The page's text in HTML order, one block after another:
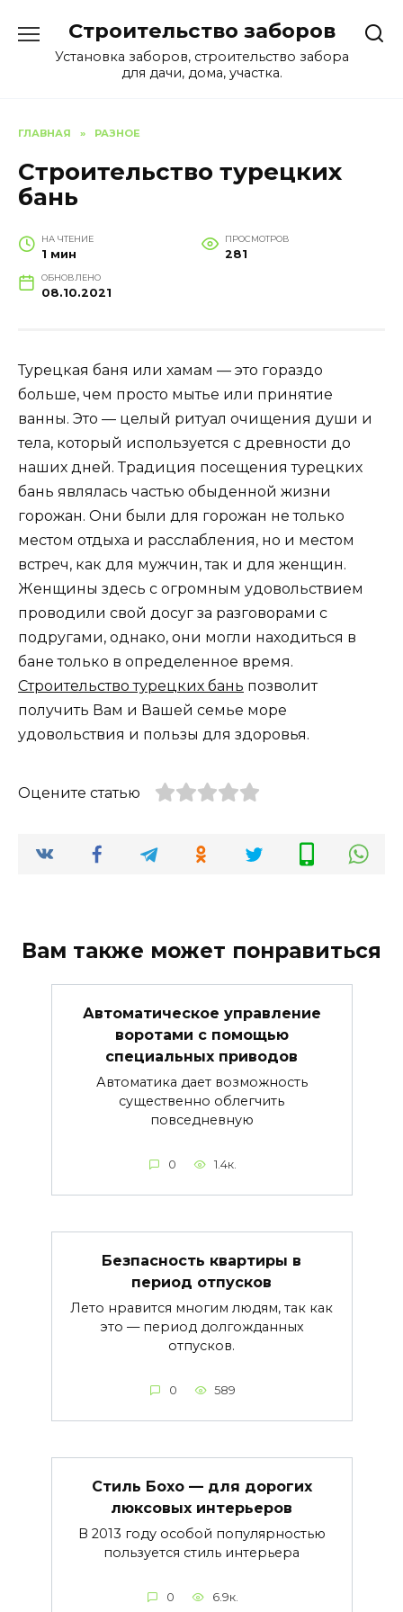
содержанию
Строительство заборов
Установка заборов, строительство забора
для дачи, дома, участка.
ГЛАВНАЯ » РАЗНОЕ
Строительство турецких
бань
НА ЧТЕНИЕ
1 мин
ПРОСМОТРОВ
281
ОБНОВЛЕНО
08.10.2021
Турецкая баня или хамам — это гораздо
больше, чем просто мытье или принятие
ванны. Это — целый ритуал очищения души и
тела, который используется с древности до
наших дней. Традиция посещения турецких
бань являлась частью обыденной жизни
горожан. Они были для горожан не только
местом отдыха и расслабления, но и местом
встреч, как для мужчин, так и для женщин.
Женщины здесь с огромным удовольствием
проводили свой досуг за разговорами с
подругами, однако, они могли находиться в
бане только в определенное время.
Строительство турецких бань позволит
получить Вам и Вашей семье море
удовольствия и пользы для здоровья.
Оцените статью
Вам также может понравиться
Автоматическое управление
воротами с помощью
специальных приводов
Автоматика дает возможность
существенно облегчить
повседневную
0 1.4к.
Безпасность квартиры в
период отпусков
Лето нравится многим людям, так как
это — период долгожданных
отпусков.
0 589
Стиль Бохо — для дорогих
люксовых интерьеров
В 2013 году особой популярностью
пользуется стиль интерьера
0 6.9к.